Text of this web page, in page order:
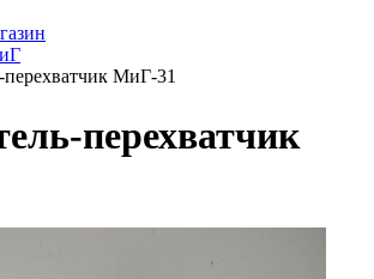
перехватчик МиГ-31
перехватчик